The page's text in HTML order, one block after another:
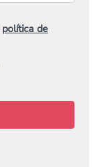
política de